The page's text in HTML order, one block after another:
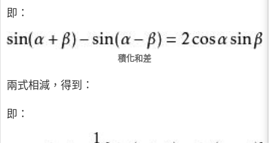
即：
積化和差
兩式相減，得到：
即：